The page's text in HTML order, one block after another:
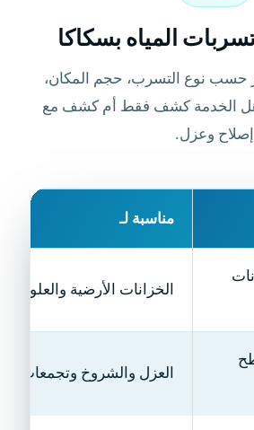
المياه بسكاكا
حسب نوع التسرب، حجم المكان،
وهل الخدمة كشف فقط أم كشف مع
إصلاح وعزل.
مناسبة لـ
الخزانات الأرضية والعلوية
العزل والشروخ وتجمعات